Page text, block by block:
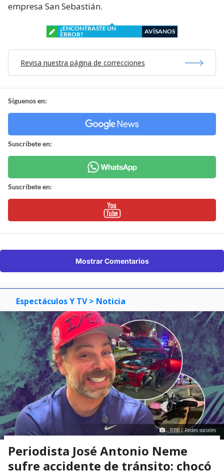
empresa San Sebastián.
¿ENCONTRASTE UN
ERROR?
AVÍSANOS
Revisa nuestra página de correcciones
Síguenos en:
Suscríbete en:
Suscríbete en:
Mostrar Comentarios
Espectáculos Y TV > Noticia
RBB / Redes sociales
Periodista José Antonio Neme
sufre accidente de tránsito: chocó